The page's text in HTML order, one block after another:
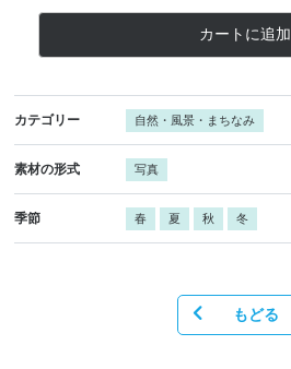
カートに追加
カテゴリー 自然・風景・まちなみ
素材の形式 写真
季節 春 夏 秋 冬
もどる